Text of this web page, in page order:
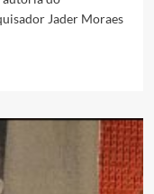
Jader Moraes